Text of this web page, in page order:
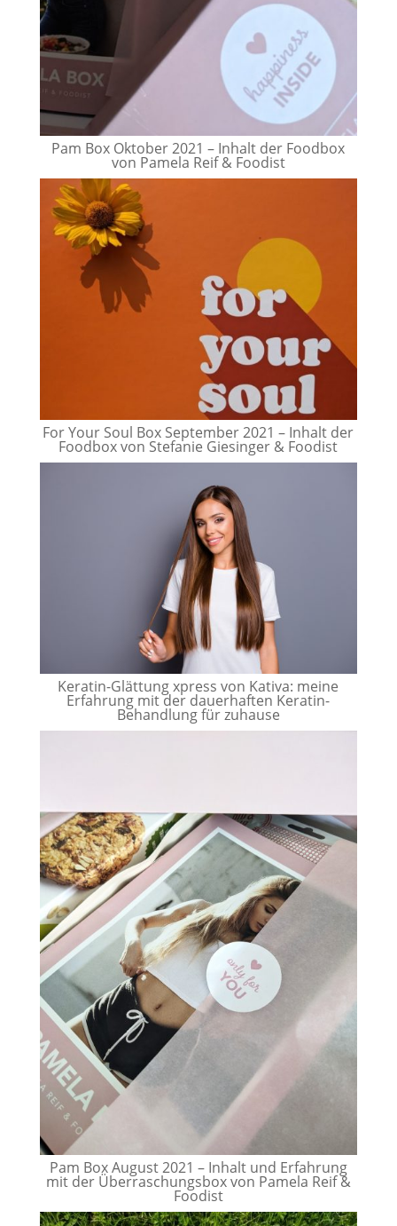
Pam Box Oktober 2021 – Inhalt der Foodbox
von Pamela Reif & Foodist
For Your Soul Box September 2021 – Inhalt der
Foodbox von Stefanie Giesinger & Foodist
Keratin-Glättung xpress von Kativa: meine
Erfahrung mit der dauerhaften Keratin-
Behandlung für zuhause
Pam Box August 2021 – Inhalt und Erfahrung
mit der Überraschungsbox von Pamela Reif &
Foodist